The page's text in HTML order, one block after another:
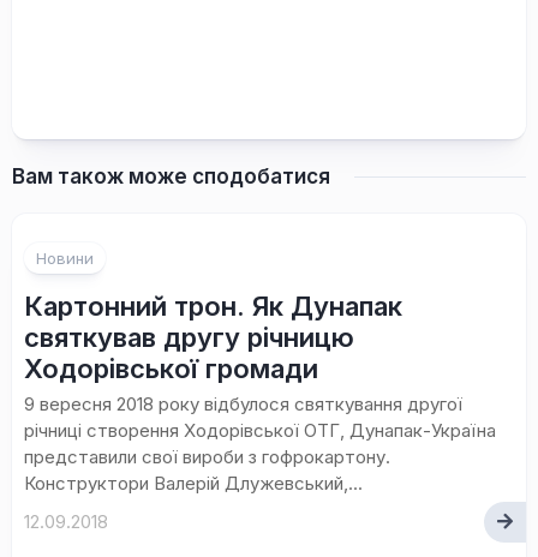
Вам також може сподобатися
Новини
Картонний трон. Як Дунапак
святкував другу річницю
Ходорівської громади
9 вересня 2018 року відбулося святкування другої
річниці створення Ходорівської ОТГ, Дунапак-Україна
представили свої вироби з гофрокартону.
Конструктори Валерій Длужевський,...
12.09.2018